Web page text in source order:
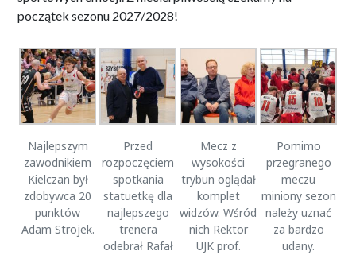
początek sezonu 2027/2028!
Najlepszym
zawodnikiem
Kielczan był
zdobywca 20
punktów
Adam Strojek.
Przed
rozpoczęciem
spotkania
statuetkę dla
najlepszego
trenera
odebrał Rafał
Mecz z
wysokości
trybun oglądał
komplet
widzów. Wśród
nich Rektor
UJK prof.
Pomimo
przegranego
meczu
miniony sezon
należy uznać
za bardzo
udany.